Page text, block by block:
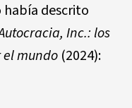
había descrito
Inc.: los
mundo (2024):